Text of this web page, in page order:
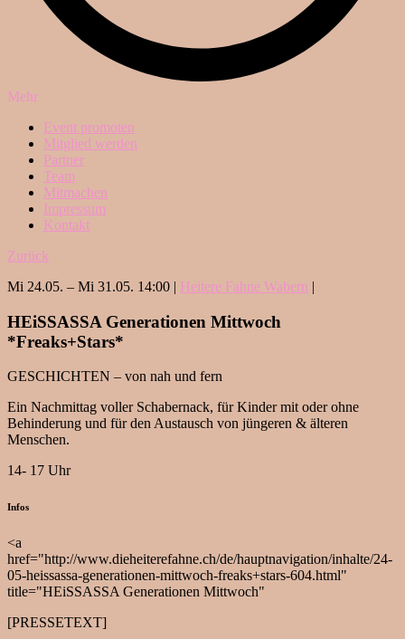
Mehr
Event promoten
Mitglied werden
Partner
Team
Mitmachen
Impressum
Kontakt
Zurück
Mi 24.05. – Mi 31.05. 14:00 | Heitere Fahne Wabern |
HEiSSASSA Generationen Mittwoch
*Freaks+Stars*
GESCHICHTEN – von nah und fern
Ein Nachmittag voller Schabernack, für Kinder mit oder ohne
Behinderung und für den Austausch von jüngeren & älteren
Menschen.
14- 17 Uhr
Infos
<a
href="http://www.dieheiterefahne.ch/de/hauptnavigation/inhalte/24-
05-heissassa-generationen-mittwoch-freaks+stars-604.html"
title="HEiSSASSA Generationen Mittwoch"
[PRESSETEXT]